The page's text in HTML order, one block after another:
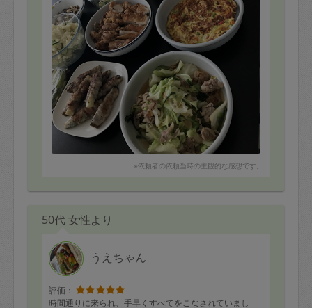
※依頼者の依頼当時の主観的な感想です。
50代 女性より
うえちゃん
評価：
時間通りに来られ、手早くすべてをこなされていまし